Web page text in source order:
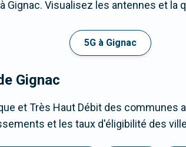
Gignac. Visualisez les antennes et la
5G à Gignac
Gignac
et Très Haut Débit des communes
et les taux d'éligibilité des